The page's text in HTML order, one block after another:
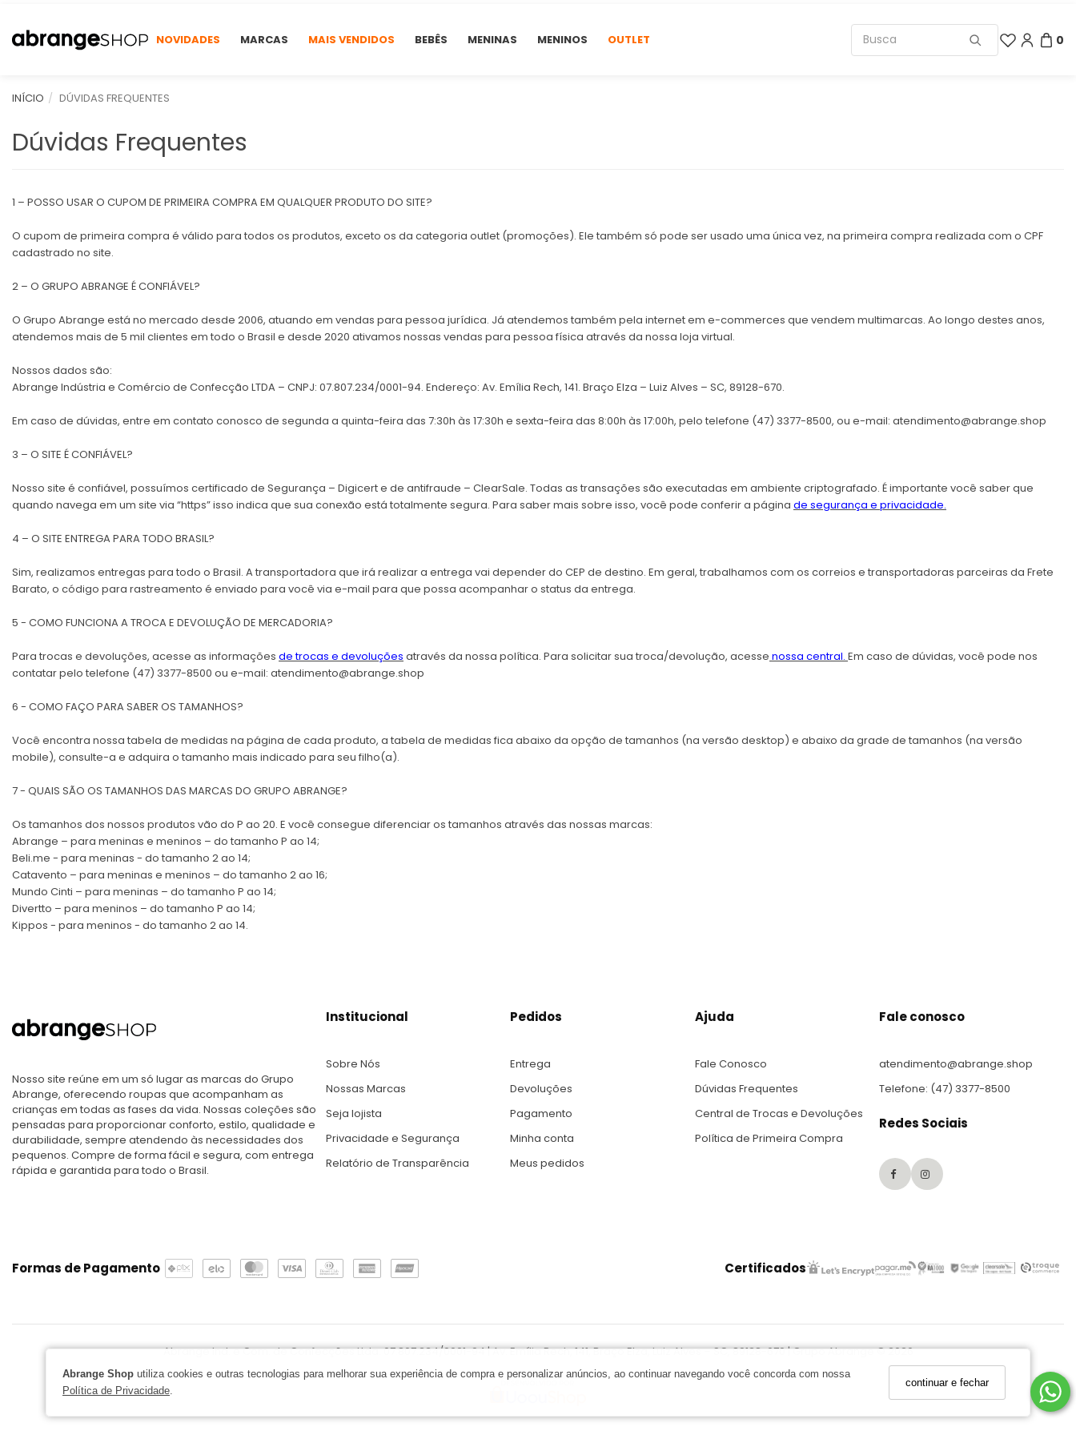
NOVIDADES MARCAS MAIS VENDIDOS BEBÊS MENINAS MENINOS OUTLET 0
Abrange Shop utiliza cookies e outras tecnologias para melhorar sua experiência de compra e personalizar anúncios, ao continuar navegando você concorda com nossa
Política de Privacidade.
continuar e fechar
INÍCIO DÚVIDAS FREQUENTES
Dúvidas Frequentes
1 – POSSO USAR O CUPOM DE PRIMEIRA COMPRA EM QUALQUER PRODUTO DO SITE?
O cupom de primeira compra é válido para todos os produtos, exceto os da categoria outlet (promoções). Ele também só pode ser usado uma única vez, na primeira compra realizada com o CPF
cadastrado no site.
2 – O GRUPO ABRANGE É CONFIÁVEL?
O Grupo Abrange está no mercado desde 2006, atuando em vendas para pessoa jurídica. Já atendemos também pela internet em e-commerces que vendem multimarcas. Ao longo destes anos,
atendemos mais de 5 mil clientes em todo o Brasil e desde 2020 ativamos nossas vendas para pessoa física através da nossa loja virtual.
Nossos dados são:
Abrange Indústria e Comércio de Confecção LTDA – CNPJ: 07.807.234/0001-94. Endereço: Av. Emília Rech, 141. Braço Elza – Luiz Alves – SC, 89128-670.
Em caso de dúvidas, entre em contato conosco de segunda a quinta-feira das 7:30h às 17:30h e sexta-feira das 8:00h às 17:00h, pelo telefone (47) 3377-8500, ou e-mail: atendimento@abrange.shop
3 – O SITE É CONFIÁVEL?
Nosso site é confiável, possuímos certificado de Segurança – Digicert e de antifraude – ClearSale. Todas as transações são executadas em ambiente criptografado. É importante você saber que
quando navega em um site via “https” isso indica que sua conexão está totalmente segura. Para saber mais sobre isso, você pode conferir a página de segurança e privacidade.
4 – O SITE ENTREGA PARA TODO BRASIL?
Sim, realizamos entregas para todo o Brasil. A transportadora que irá realizar a entrega vai depender do CEP de destino. Em geral, trabalhamos com os correios e transportadoras parceiras da Frete
Barato, o código para rastreamento é enviado para você via e-mail para que possa acompanhar o status da entrega.
5 - COMO FUNCIONA A TROCA E DEVOLUÇÃO DE MERCADORIA?
Para trocas e devoluções, acesse as informações de trocas e devoluções através da nossa política. Para solicitar sua troca/devolução, acesse nossa central. Em caso de dúvidas, você pode nos
contatar pelo telefone (47) 3377-8500 ou e-mail: atendimento@abrange.shop
6 - COMO FAÇO PARA SABER OS TAMANHOS?
Você encontra nossa tabela de medidas na página de cada produto, a tabela de medidas fica abaixo da opção de tamanhos (na versão desktop) e abaixo da grade de tamanhos (na versão
mobile), consulte-a e adquira o tamanho mais indicado para seu filho(a).
7 - QUAIS SÃO OS TAMANHOS DAS MARCAS DO GRUPO ABRANGE?
Os tamanhos dos nossos produtos vão do P ao 20. E você consegue diferenciar os tamanhos através das nossas marcas:
Abrange – para meninas e meninos – do tamanho P ao 14;
Beli.me - para meninas - do tamanho 2 ao 14;
Catavento – para meninas e meninos – do tamanho 2 ao 16;
Mundo Cinti – para meninas – do tamanho P ao 14;
Divertto – para meninos – do tamanho P ao 14;
Kippos - para meninos - do tamanho 2 ao 14.
Nosso site reúne em um só lugar as marcas do Grupo
Abrange, oferecendo roupas que acompanham as
crianças em todas as fases da vida. Nossas coleções são
pensadas para proporcionar conforto, estilo, qualidade e
durabilidade, sempre atendendo às necessidades dos
pequenos. Compre de forma fácil e segura, com entrega
rápida e garantida para todo o Brasil.
Institucional
Sobre Nós
Nossas Marcas
Seja lojista
Privacidade e Segurança
Relatório de Transparência
Pedidos
Entrega
Devoluções
Pagamento
Minha conta
Meus pedidos
Ajuda
Fale Conosco
Dúvidas Frequentes
Central de Trocas e Devoluções
Política de Primeira Compra
Fale conosco
atendimento@abrange.shop
Telefone: (47) 3377-8500
Redes Sociais
Formas de Pagamento Certificados
Abrange Ind. e Com. de Confecções Ltda. 07.807.234/0001-94 | Av. Emília Rech, 141, Braço Elza, Luiz Alves – SC, 89128-670 | Grupo Abrange © 2026